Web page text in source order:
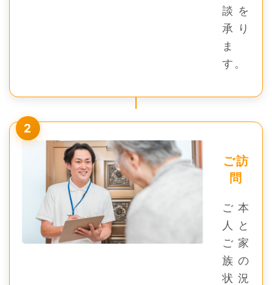
談を
承り
ま
す。
2
ご訪
問
ご本
人と
ご家
族の
状況